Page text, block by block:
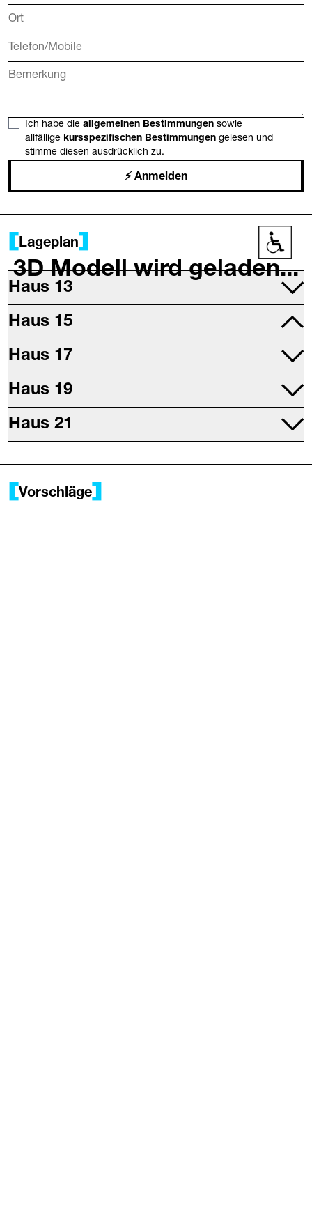
Ich habe die allgemeinen Bestimmungen sowie
allfällige kursspezifischen Bestimmungen gelesen und
stimme diesen ausdrücklich zu.
Anmelden
Lageplan
Haus 13
Projektraum
Druckwerkstatt
Haus 15
Mettallwerkstatt
Haus 17
Studio 17
Digitalwerkstatt
Haus 19
Sitzungsräume
Restaurant (Chuchi am Wasser)
Haus 21
Saal
Probebühne
3D Modell wird geladen...
Vorschläge